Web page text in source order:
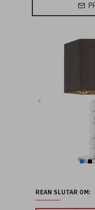
REAN SLUTAR OM: